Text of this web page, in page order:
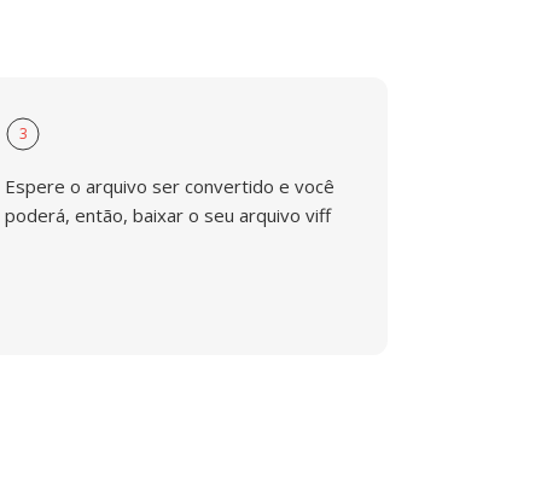
3
Espere o arquivo ser convertido e você
poderá, então, baixar o seu arquivo viff